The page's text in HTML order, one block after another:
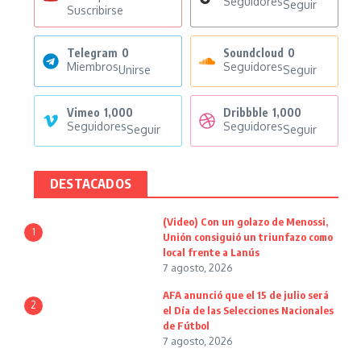
Suscribirse
Seguir
Telegram 0
MiembrosUnirse
Soundcloud 0
SeguidoresSeguir
Vimeo 1,000
SeguidoresSeguir
Dribbble 1,000
SeguidoresSeguir
DESTACADOS
1
(Video) Con un golazo de Menossi,
Unión consiguió un triunfazo como
local frente a Lanús
7 agosto, 2026
2
AFA anunció que el 15 de julio será
el Día de las Selecciones Nacionales
de Fútbol
7 agosto, 2026